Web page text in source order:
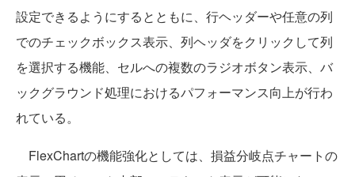
設定できるようにするとともに、行ヘッダーや任意の列
でのチェックボックス表示、列ヘッダをクリックして列
を選択する機能、セルへの複数のラジオボタン表示、バ
ックグラウンド処理におけるパフォーマンス向上が行わ
れている。
FlexChartの機能強化としては、損益分岐点チャートの